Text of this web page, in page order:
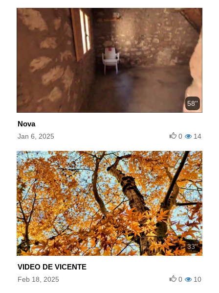
58''
Nova
Jan 6, 2025 14
0
33''
VIDEO DE VICENTE
Feb 18, 2025 10
0